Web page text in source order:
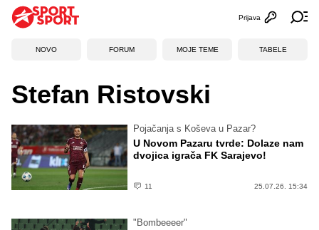
Otvori
Prijava
NOVO FORUM MOJE TEME TABELE
Stefan Ristovski
Pojačanja s Koševa u Pazar?
U Novom Pazaru tvrde: Dolaze nam
dvojica igrača FK Sarajevo!
11 25.07.26. 15:34
"Bombeeeer"